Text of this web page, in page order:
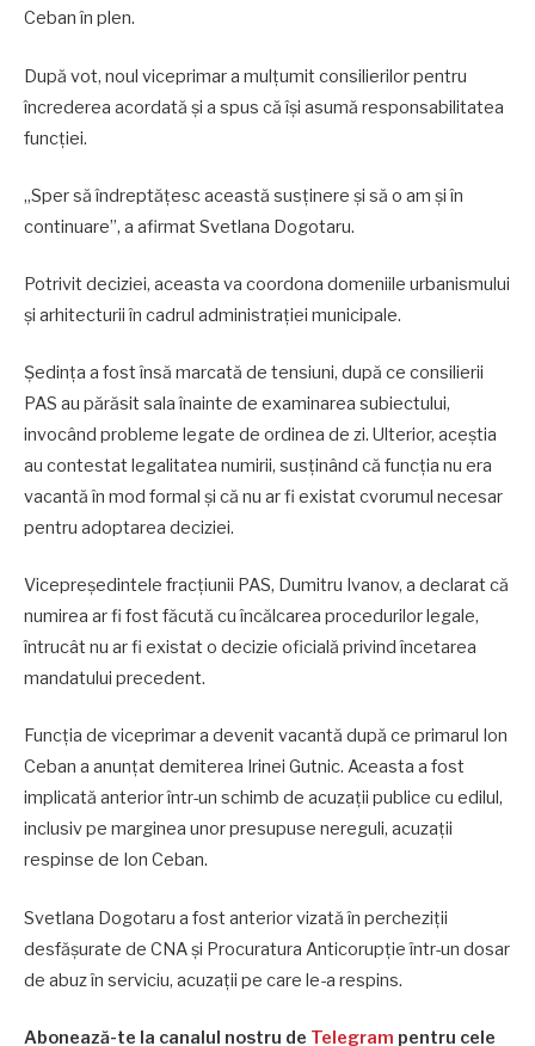
Ceban în plen.
După vot, noul viceprimar a mulțumit consilierilor pentru
încrederea acordată și a spus că își asumă responsabilitatea
funcției.
„Sper să îndreptățesc această susținere și să o am și în
continuare”, a afirmat Svetlana Dogotaru.
Potrivit deciziei, aceasta va coordona domeniile urbanismului
și arhitecturii în cadrul administrației municipale.
Ședința a fost însă marcată de tensiuni, după ce consilierii
PAS au părăsit sala înainte de examinarea subiectului,
invocând probleme legate de ordinea de zi. Ulterior, aceștia
au contestat legalitatea numirii, susținând că funcția nu era
vacantă în mod formal și că nu ar fi existat cvorumul necesar
pentru adoptarea deciziei.
Vicepreședintele fracțiunii PAS, Dumitru Ivanov, a declarat că
numirea ar fi fost făcută cu încălcarea procedurilor legale,
întrucât nu ar fi existat o decizie oficială privind încetarea
mandatului precedent.
Funcția de viceprimar a devenit vacantă după ce primarul Ion
Ceban a anunțat demiterea Irinei Gutnic. Aceasta a fost
implicată anterior într-un schimb de acuzații publice cu edilul,
inclusiv pe marginea unor presupuse nereguli, acuzații
respinse de Ion Ceban.
Svetlana Dogotaru a fost anterior vizată în percheziții
desfășurate de CNA și Procuratura Anticorupție într-un dosar
de abuz în serviciu, acuzații pe care le-a respins.
Abonează-te la canalul nostru de Telegram pentru cele